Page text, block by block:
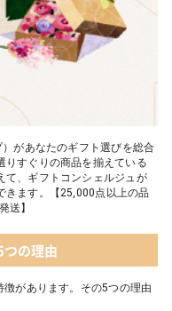
があなたのギフト選びを総合
りすぐりの商品を揃えている
て、ギフトコンシェルジュが
きます。【25,000点以上の品
送】
の理由
があります。その5つの理由